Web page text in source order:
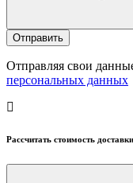
Отправляя свои
персональных данных
Рассчитать стоимость доставки